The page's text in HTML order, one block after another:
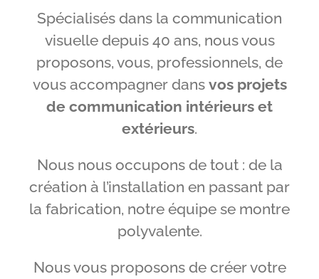
Spécialisés dans la communication
visuelle depuis 40 ans, nous vous
proposons, vous, professionnels, de
vous accompagner dans vos projets
de communication intérieurs et
extérieurs.
Nous nous occupons de tout : de la
création à l’installation en passant par
la fabrication, notre équipe se montre
polyvalente.
Nous vous proposons de créer votre